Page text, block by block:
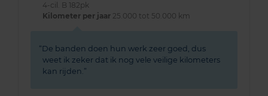
4-cil. B 182pk
Kilometer per jaar 25.000 tot 50.000 km
De banden doen hun werk zeer goed, dus
weet ik zeker dat ik nog vele veilige kilometers
kan rijden.